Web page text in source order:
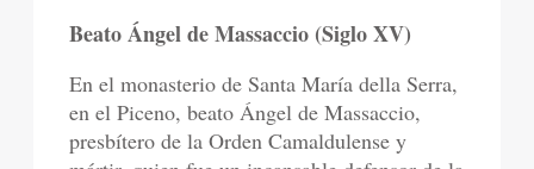
Beato Ángel de Massaccio (Siglo XV)
En el monasterio de Santa María della Serra,
en el Piceno, beato Ángel de Massaccio,
presbítero de la Orden Camaldulense y